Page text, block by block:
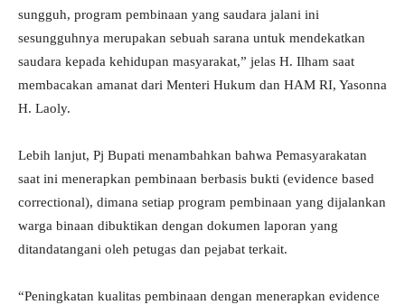
sungguh, program pembinaan yang saudara jalani ini
sesungguhnya merupakan sebuah sarana untuk mendekatkan
saudara kepada kehidupan masyarakat,” jelas H. Ilham saat
membacakan amanat dari Menteri Hukum dan HAM RI, Yasonna
H. Laoly.
Lebih lanjut, Pj Bupati menambahkan bahwa Pemasyarakatan
saat ini menerapkan pembinaan berbasis bukti (evidence based
correctional), dimana setiap program pembinaan yang dijalankan
warga binaan dibuktikan dengan dokumen laporan yang
ditandatangani oleh petugas dan pejabat terkait.
“Peningkatan kualitas pembinaan dengan menerapkan evidence